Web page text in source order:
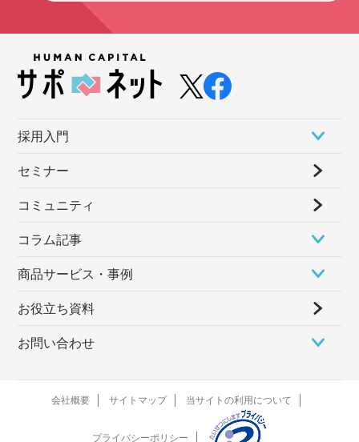
採⽤⼊⾨
セミナー
コミュニティ
コラム記事
商品サービス・事例
お役立ち資料
お問い合わせ
会社概要 サイトマップ 当サイトの利用について
プライバシーポリシー